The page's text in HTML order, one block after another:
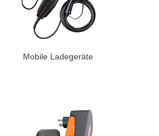
Mobile Ladegeräte